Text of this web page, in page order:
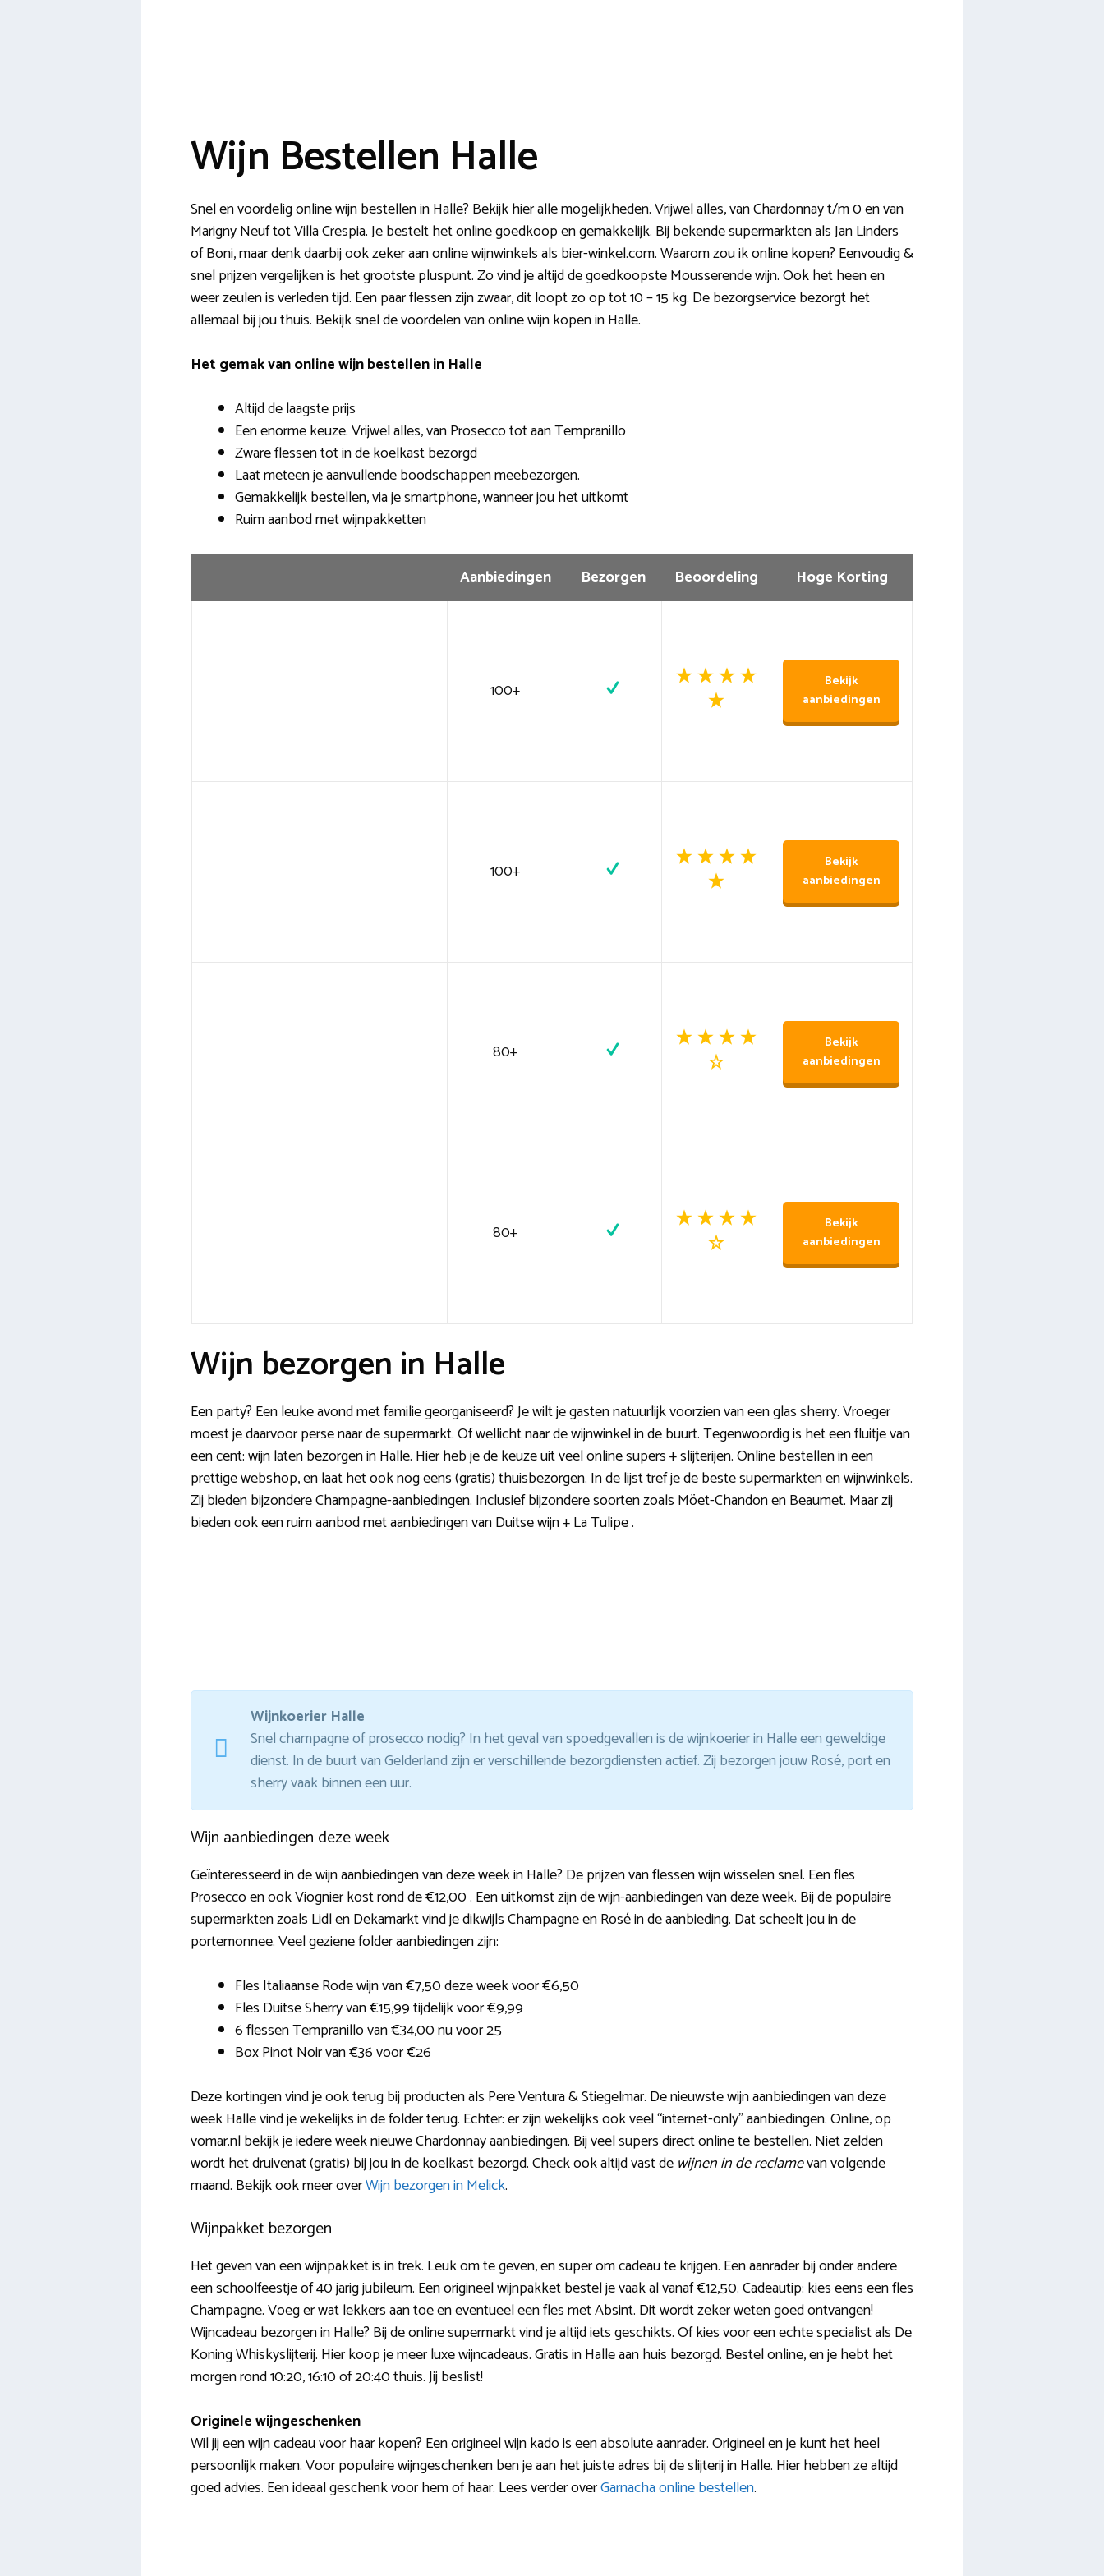
Wijn Bestellen Halle
Snel en voordelig online wijn bestellen in Halle? Bekijk hier alle mogelijkheden. Vrijwel alles, van Chardonnay t/m 0 en van
Marigny Neuf tot Villa Crespia. Je bestelt het online goedkoop en gemakkelijk. Bij bekende supermarkten als Jan Linders
of Boni, maar denk daarbij ook zeker aan online wijnwinkels als bier-winkel.com. Waarom zou ik online kopen? Eenvoudig &
snel prijzen vergelijken is het grootste pluspunt. Zo vind je altijd de goedkoopste Mousserende wijn. Ook het heen en
weer zeulen is verleden tijd. Een paar flessen zijn zwaar, dit loopt zo op tot 10 – 15 kg. De bezorgservice bezorgt het
allemaal bij jou thuis. Bekijk snel de voordelen van online wijn kopen in Halle.
Het gemak van online wijn bestellen in Halle
Altijd de laagste prijs
Een enorme keuze. Vrijwel alles, van Prosecco tot aan Tempranillo
Zware flessen tot in de koelkast bezorgd
Laat meteen je aanvullende boodschappen meebezorgen.
Gemakkelijk bestellen, via je smartphone, wanneer jou het uitkomt
Ruim aanbod met wijnpakketten
Aanbiedingen Bezorgen Beoordeling Hoge Korting
100+
Bekijk
aanbiedingen
100+
Bekijk
aanbiedingen
80+
Bekijk
aanbiedingen
80+
Bekijk
aanbiedingen
Wijn bezorgen in Halle
Een party? Een leuke avond met familie georganiseerd? Je wilt je gasten natuurlijk voorzien van een glas sherry. Vroeger
moest je daarvoor perse naar de supermarkt. Of wellicht naar de wijnwinkel in de buurt. Tegenwoordig is het een fluitje van
een cent: wijn laten bezorgen in Halle. Hier heb je de keuze uit veel online supers + slijterijen. Online bestellen in een
prettige webshop, en laat het ook nog eens (gratis) thuisbezorgen. In de lijst tref je de beste supermarkten en wijnwinkels.
Zij bieden bijzondere Champagne-aanbiedingen. Inclusief bijzondere soorten zoals Möet-Chandon en Beaumet. Maar zij
bieden ook een ruim aanbod met aanbiedingen van Duitse wijn + La Tulipe .
Wijnkoerier Halle
Snel champagne of prosecco nodig? In het geval van spoedgevallen is de wijnkoerier in Halle een geweldige
dienst. In de buurt van Gelderland zijn er verschillende bezorgdiensten actief. Zij bezorgen jouw Rosé, port en
sherry vaak binnen een uur.
Wijn aanbiedingen deze week
Geïnteresseerd in de wijn aanbiedingen van deze week in Halle? De prijzen van flessen wijn wisselen snel. Een fles
Prosecco en ook Viognier kost rond de €12,00 . Een uitkomst zijn de wijn-aanbiedingen van deze week. Bij de populaire
supermarkten zoals Lidl en Dekamarkt vind je dikwijls Champagne en Rosé in de aanbieding. Dat scheelt jou in de
portemonnee. Veel geziene folder aanbiedingen zijn:
Fles Italiaanse Rode wijn van €7,50 deze week voor €6,50
Fles Duitse Sherry van €15,99 tijdelijk voor €9,99
6 flessen Tempranillo van €34,00 nu voor 25
Box Pinot Noir van €36 voor €26
Deze kortingen vind je ook terug bij producten als Pere Ventura & Stiegelmar. De nieuwste wijn aanbiedingen van deze
week Halle vind je wekelijks in de folder terug. Echter: er zijn wekelijks ook veel “internet-only” aanbiedingen. Online, op
vomar.nl bekijk je iedere week nieuwe Chardonnay aanbiedingen. Bij veel supers direct online te bestellen. Niet zelden
wordt het druivenat (gratis) bij jou in de koelkast bezorgd. Check ook altijd vast de wijnen in de reclamevan volgende
maand. Bekijk ook meer overWijn bezorgen in Melick.
Wijnpakket bezorgen
Het geven van een wijnpakket is in trek. Leuk om te geven, en super om cadeau te krijgen. Een aanrader bij onder andere
een schoolfeestje of 40 jarig jubileum. Een origineel wijnpakket bestel je vaak al vanaf €12,50. Cadeautip: kies eens een fles
Champagne. Voeg er wat lekkers aan toe en eventueel een fles met Absint. Dit wordt zeker weten goed ontvangen!
Wijncadeau bezorgen in Halle? Bij de online supermarkt vind je altijd iets geschikts. Of kies voor een echte specialist als De
Koning Whiskyslijterij. Hier koop je meer luxe wijncadeaus. Gratis in Halle aan huis bezorgd. Bestel online, en je hebt het
morgen rond 10:20, 16:10 of 20:40 thuis. Jij beslist!
Originele wijngeschenken
Wil jij een wijn cadeau voor haar kopen? Een origineel wijn kado is een absolute aanrader. Origineel en je kunt het heel
persoonlijk maken. Voor populaire wijngeschenken ben je aan het juiste adres bij de slijterij in Halle. Hier hebben ze altijd
goed advies. Een ideaal geschenk voor hem of haar. Lees verder overGarnacha online bestellen.